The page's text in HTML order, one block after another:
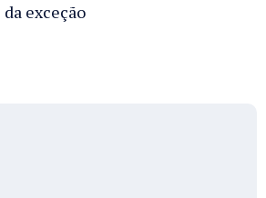
exceção